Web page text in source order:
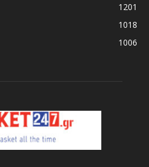
1201
1018
1006